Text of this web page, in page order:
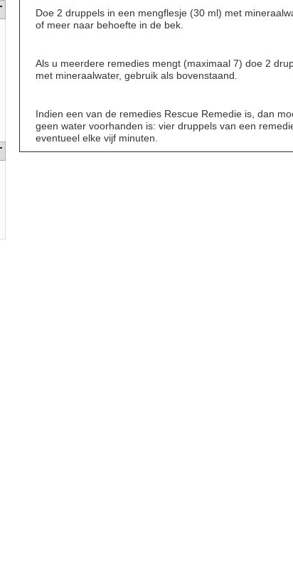
Doe 2 druppels in een mengflesje (30 ml) met
of meer naar behoefte in de bek.
Als u meerdere remedies mengt (maximaal 7) doe 2
met mineraalwater, gebruik als bovenstaand.
Indien een van de remedies Rescue Remedie is, dan
geen water voorhanden is: vier druppels van een
eventueel elke vijf minuten.